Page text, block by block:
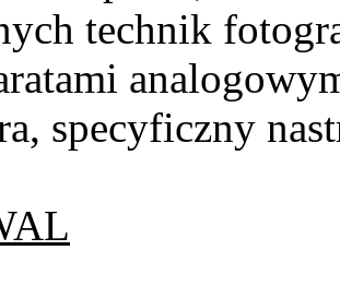
technik
specyficzny